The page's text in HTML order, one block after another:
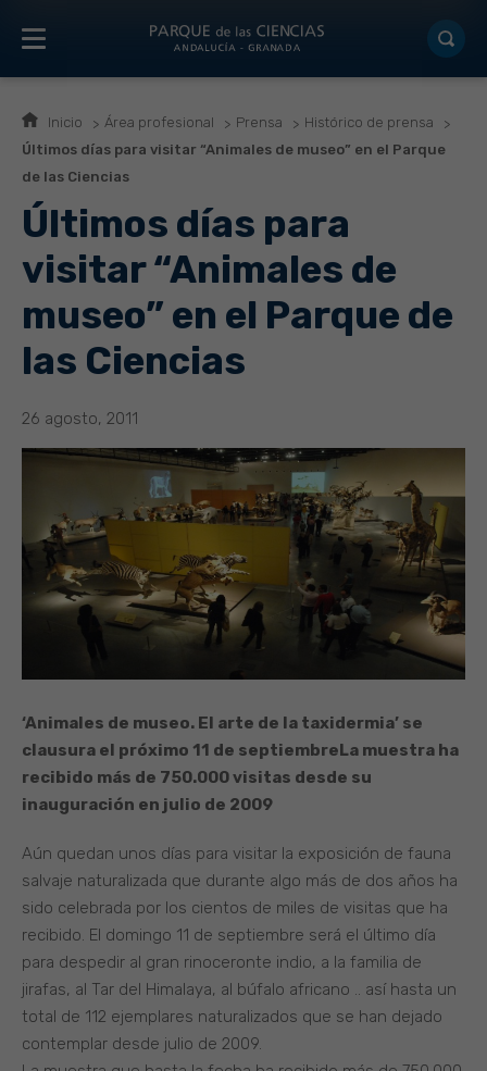
Inicio Área profesional Prensa
Histórico de prensa
Últimos días para visitar “Animales de museo” en el Parque
de las Ciencias
Últimos días para
visitar “Animales de
museo” en el Parque de
las Ciencias
26 agosto, 2011
‘Animales de museo. El arte de la taxidermia’ se
clausura el próximo 11 de septiembreLa muestra ha
recibido más de 750.000 visitas desde su
inauguración en julio de 2009
Aún quedan unos días para visitar la exposición de fauna
salvaje naturalizada que durante algo más de dos años ha
sido celebrada por los cientos de miles de visitas que ha
recibido. El domingo 11 de septiembre será el último día
para despedir al gran rinoceronte indio, a la familia de
jirafas, al Tar del Himalaya, al búfalo africano .. así hasta un
total de 112 ejemplares naturalizados que se han dejado
contemplar desde julio de 2009.